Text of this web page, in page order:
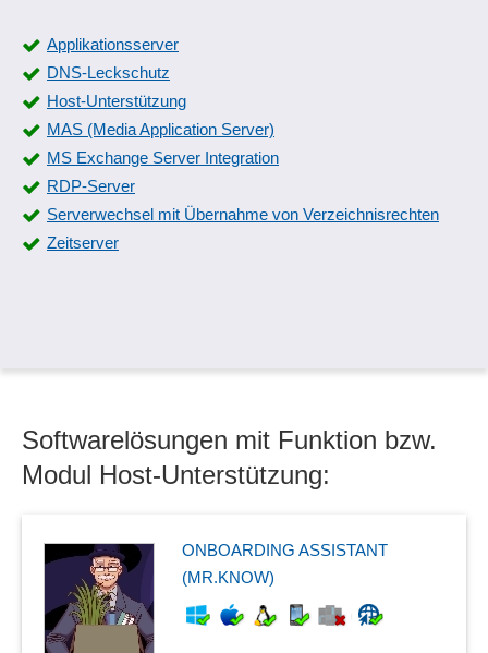
Applikationsserver
DNS-Leckschutz
Host-Unterstützung
MAS (Media Application Server)
MS Exchange Server Integration
RDP-Server
Serverwechsel mit Übernahme von Verzeichnisrechten
Zeitserver
Softwarelösungen mit Funktion bzw.
Modul Host-Unterstützung:
ONBOARDING ASSISTANT
(MR.KNOW)